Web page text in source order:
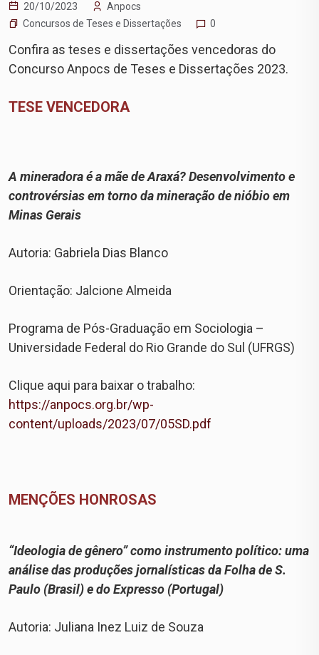
20/10/2023
Anpocs
Concursos de Teses e Dissertações
0
Confira as teses e dissertações vencedoras do
Concurso Anpocs de Teses e Dissertações 2023.
TESE VENCEDORA
A mineradora é a mãe de Araxá? Desenvolvimento e
controvérsias em torno da mineração de nióbio em
Minas Gerais
Autoria: Gabriela Dias Blanco
Orientação: Jalcione Almeida
Programa de Pós-Graduação em Sociologia –
Universidade Federal do Rio Grande do Sul (UFRGS)
Clique aqui para baixar o trabalho:
https://anpocs.org.br/wp-
content/uploads/2023/07/05SD.pdf
MENÇÕES HONROSAS
“Ideologia de gênero” como instrumento político: uma
análise das produções jornalísticas da Folha de S.
Paulo (Brasil) e do Expresso (Portugal)
Autoria: Juliana Inez Luiz de Souza